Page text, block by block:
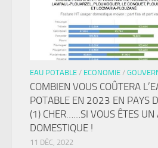
EAU POTABLE / ECONOMIE /
COMBIEN VOUS COÛTERA
POTABLE EN 2023 EN PAYS
(1) CHER……SI VOUS ÊTES UN
DOMESTIQUE !
11 DÉC, 2022